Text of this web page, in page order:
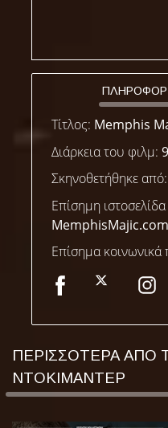
Τίτλος: Memphis
Διάρκεια του φιλμ:
Σκηνοθετήθηκε
Επίσημη
MemphisMajic.com
Επίσημα κοινωνικά
ΠΕΡΙΣΣΟΤΕΡΑ ΑΠΟ
ΝΤΟΚΙΜΑΝΤΕΡ